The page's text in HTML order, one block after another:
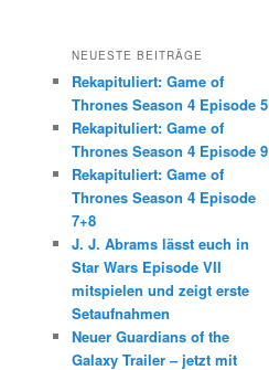
NEUESTE BEITRÄGE
Rekapituliert: Game of
Thrones Season 4 Episode 5
Rekapituliert: Game of
Thrones Season 4 Episode 9
Rekapituliert: Game of
Thrones Season 4 Episode
7+8
J. J. Abrams lässt euch in
Star Wars Episode VII
mitspielen und zeigt erste
Setaufnahmen
Neuer Guardians of the
Galaxy Trailer – jetzt mit